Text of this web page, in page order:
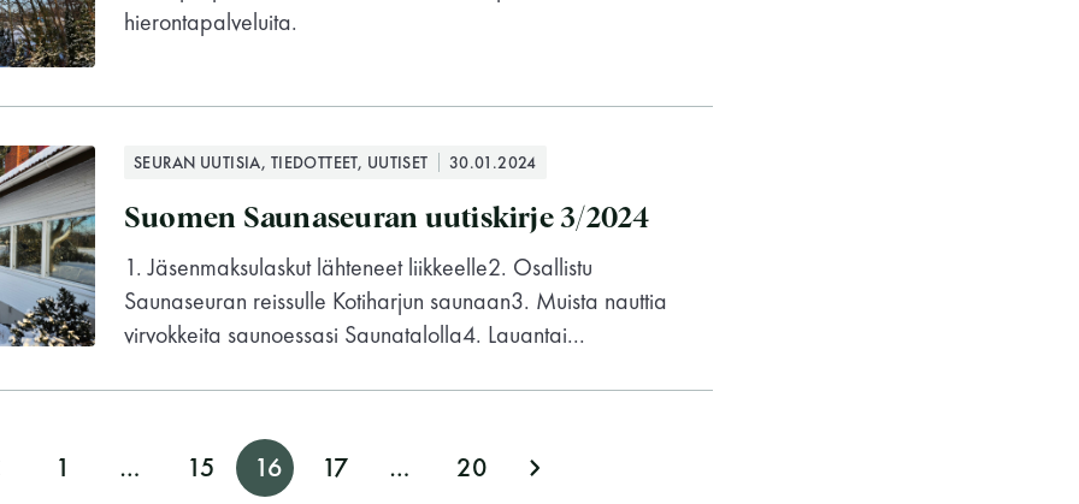
hierontapalveluita.
SEURAN UUTISIA, TIEDOTTEET, UUTISET 30.01.2024
Suomen Saunaseuran uutiskirje 3/2024
1. Jäsenmaksulaskut lähteneet liikkeelle2. Osallistu
Saunaseuran reissulle Kotiharjun saunaan3. Muista nauttia
virvokkeita saunoessasi Saunatalolla4. Lauantai...
1 … 15 16 17 … 20